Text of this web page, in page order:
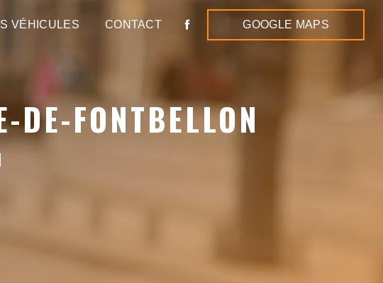
VÉHICULES CONTACT GOOGLE MAPS
FONTBELLON